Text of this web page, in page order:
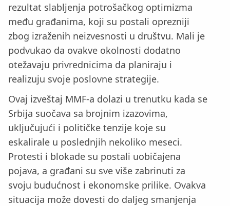
rezultat slabljenja potrošačkog optimizma
među građanima, koji su postali oprezniji
zbog izraženih neizvesnosti u društvu. Mali je
podvukao da ovakve okolnosti dodatno
otežavaju privrednicima da planiraju i
realizuju svoje poslovne strategije.
Ovaj izveštaj MMF-a dolazi u trenutku kada se
Srbija suočava sa brojnim izazovima,
uključujući i političke tenzije koje su
eskalirale u poslednjih nekoliko meseci.
Protesti i blokade su postali uobičajena
pojava, a građani su sve više zabrinuti za
svoju budućnost i ekonomske prilike. Ovakva
situacija može dovesti do daljeg smanjenja